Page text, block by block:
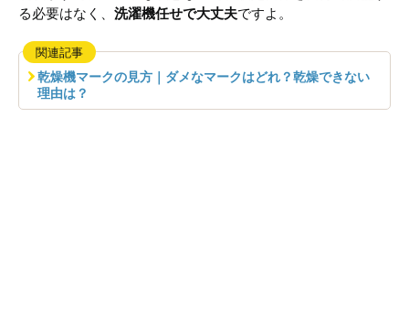
る必要はなく、 洗濯機任せで大丈夫ですよ。
関連記事
乾燥機マークの見方｜ダメなマークはどれ？乾燥できない
理由は？